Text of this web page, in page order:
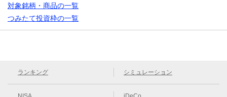
対象銘柄・商品の一覧
つみたて投資枠の一覧
ランキング シミュレーション